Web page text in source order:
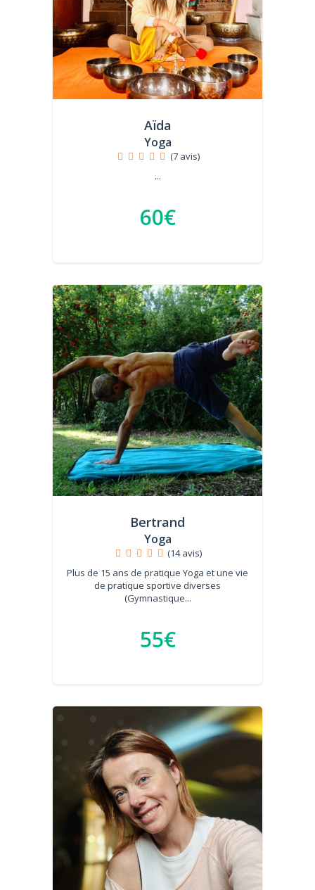
Aïda
Yoga
(7 avis)
...
60€
Bertrand
Yoga
(14 avis)
Plus de 15 ans de pratique Yoga et une vie
de pratique sportive diverses
(Gymnastique...
55€